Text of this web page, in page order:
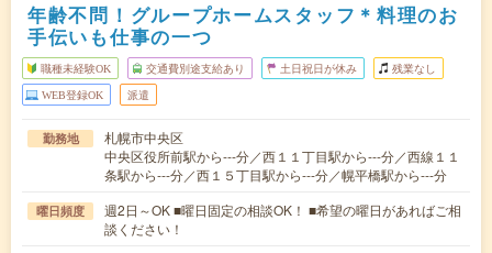
年齢不問！グループホームスタッフ＊料理のお
手伝いも仕事の一つ
職種未経験OK 交通費別途支給あり 土日祝日が休み 残業なし
WEB登録OK 派遣
勤務地
札幌市中央区
中央区役所前駅から---分／西１１丁目駅から---分／西線１１
条駅から---分／西１５丁目駅から---分／幌平橋駅から---分
曜日頻度
週2日～OK ■曜日固定の相談OK！ ■希望の曜日があればご相
談ください！